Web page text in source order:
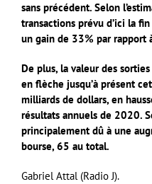
sans précédent. Selon
transactions prévu d’ici la
un gain de 33% par rapport
De plus, la valeur des
en flèche jusqu’à présent
milliards de dollars, en
résultats annuels de 2020.
principalement dû à une
bourse, 65 au total.
Gabriel Attal (Radio J).